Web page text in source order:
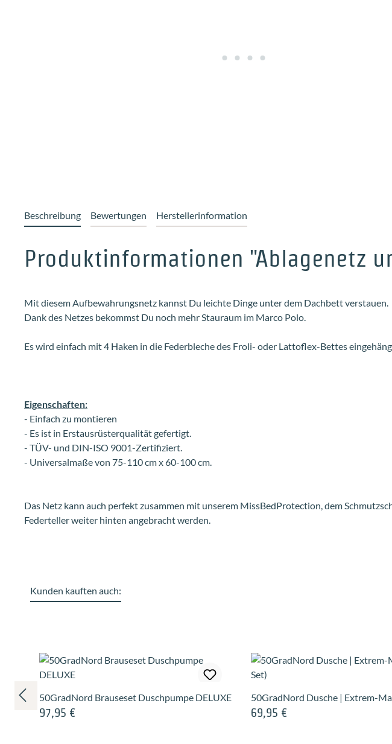
Beschreibung Bewertungen Herstellerinformation
Produktinformationen "Ablagenetz
Mit diesem Aufbewahrungsnetz kannst Du leichte Dinge unter dem Dachbett verstauen.
Dank des Netzes bekommst Du noch mehr Stauraum im Marco Polo.
Es wird einfach mit 4 Haken in die Federbleche des Froli- oder Lattoflex-Bettes
Eigenschaften:
- Einfach zu montieren
- Es ist in Erstausrüsterqualität gefertigt.
- TÜV- und DIN-ISO 9001-Zertifiziert.
- Universalmaße von 75-110 cm x 60-100 cm.
Das Netz kann auch perfekt zusammen mit unserem MissBedProtection, dem
Federteller weiter hinten angebracht werden.
Kunden kauften auch:
50GradNord Brauseset Duschpumpe DELUXE
Regulärer Preis:
97,95 €
50GradNord Dusche | Extrem-
Regulärer Preis:
69,95 €